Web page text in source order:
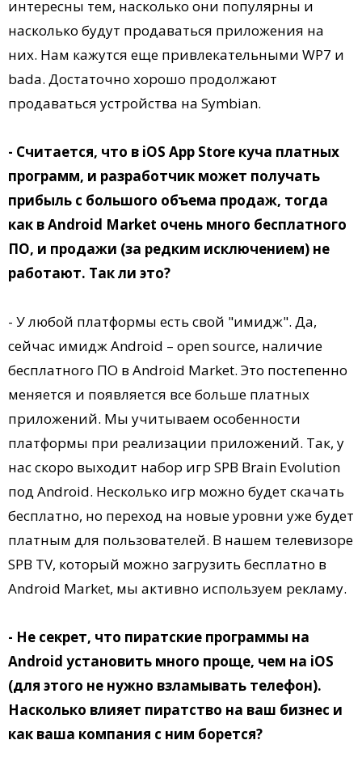
интересны тем, насколько они популярны и
насколько будут продаваться приложения на
них. Нам кажутся еще привлекательными WP7 и
bada. Достаточно хорошо продолжают
продаваться устройства на Symbian.
- Считается, что в iOS App Store куча платных
программ, и разработчик может получать
прибыль с большого объема продаж, тогда
как в Android Market очень много бесплатного
ПО, и продажи (за редким исключением) не
работают. Так ли это?
- У любой платформы есть свой "имидж". Да,
сейчас имидж Android – open source, наличие
бесплатного ПО в Android Market. Это постепенно
меняется и появляется все больше платных
приложений. Мы учитываем особенности
платформы при реализации приложений. Так, у
нас скоро выходит набор игр SPB Brain Evolution
под Android. Несколько игр можно будет скачать
бесплатно, но переход на новые уровни уже будет
платным для пользователей. В нашем телевизоре
SPB TV, который можно загрузить бесплатно в
Android Market, мы активно используем рекламу.
- Не секрет, что пиратские программы на
Android установить много проще, чем на iOS
(для этого не нужно взламывать телефон).
Насколько влияет пиратство на ваш бизнес и
как ваша компания с ним борется?